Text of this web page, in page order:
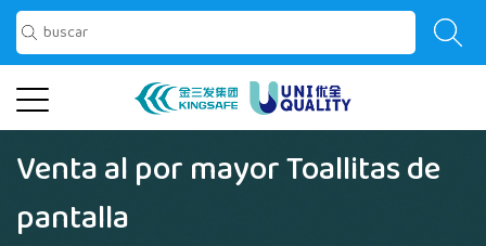
Venta al por mayor Toallitas de
pantalla